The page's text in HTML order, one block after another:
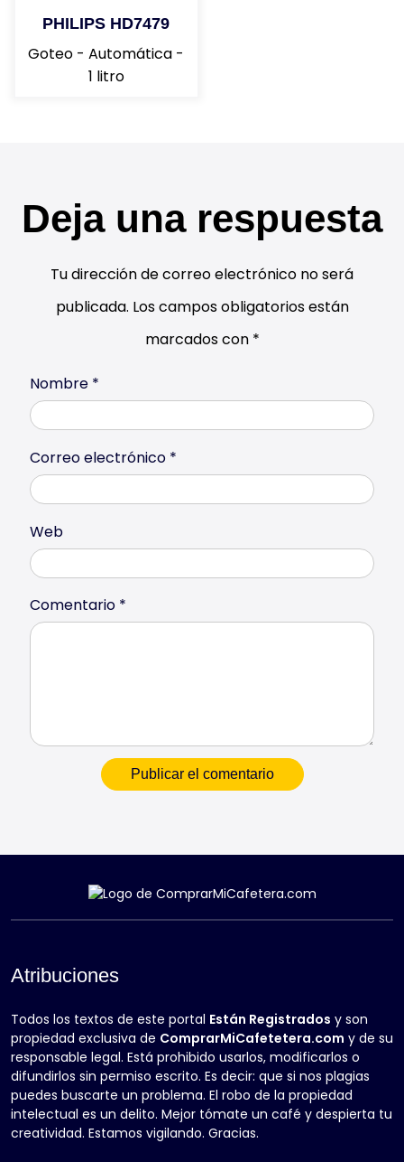
PHILIPS HD7479
Goteo - Automática -
1 litro
Deja una respuesta
Tu dirección de correo electrónico no será
publicada. Los campos obligatorios están
marcados con *
Comentario *
Nombre *
Correo electrónico *
Web
Atribuciones
Todos los textos de este portal Están Registrados y son
propiedad exclusiva de ComprarMiCafetetera.com y de su
responsable legal. Está prohibido usarlos, modificarlos o
difundirlos sin permiso escrito. Es decir: que si nos plagias
puedes buscarte un problema. El robo de la propiedad
intelectual es un delito. Mejor tómate un café y despierta tu
creatividad. Estamos vigilando. Gracias.